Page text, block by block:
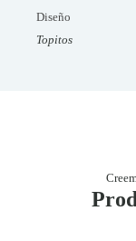
Diseño
Topitos